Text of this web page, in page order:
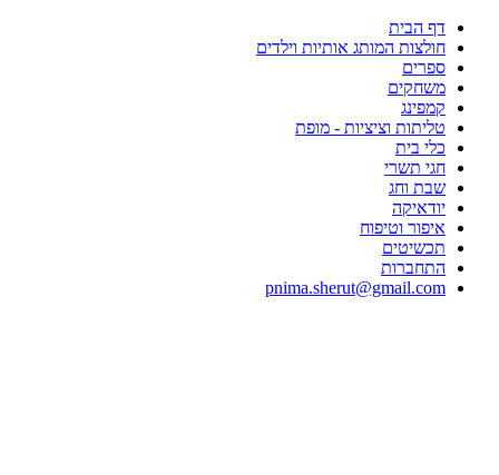
דף הבית
חולצות המותג אותיות וילדים
ספרים
משחקים
קמפינג
טליתות וציציות - מופת
כלי בית
חגי תשרי
שבת וחג
יודאיקה
איפור וטיפוח
תכשיטים
התחברות
pnima.sherut@gmail.com